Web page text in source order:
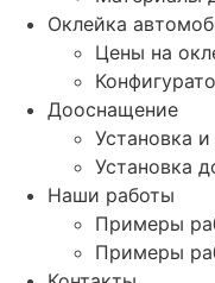
Оклейка
Цены на
Дооснащение
Установка
Установка
Наши работы
Примеры
Примеры